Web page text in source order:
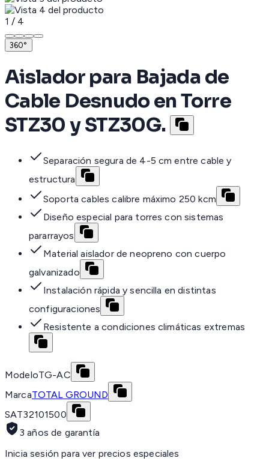
1 / 4
360°
Aislador para Bajada de
Cable Desnudo en Torre
STZ30 y STZ30G.
Separación segura de 4-5 cm entre cable y
estructura
Soporta cables calibre máximo 250 kcm
Diseño especial para torres con sistemas
pararrayos
Material aislador de neopreno con cuerpo
galvanizado
Instalación rápida y sencilla en distintas
configuraciones
Resistente a condiciones climáticas extremas
ModeloTG-AC
MarcaTOTAL GROUND
SAT32101500
3 años de garantía
Inicia sesión para ver precios especiales